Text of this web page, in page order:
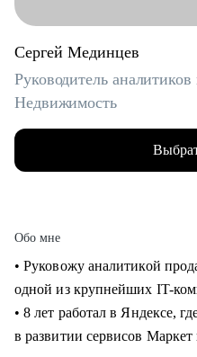
Сергей Мединцев
Руководитель
Недвижимость
Обо мне
• Руковожу аналитикой
одной из крупнейших IT-
• 8 лет работал в Яндексе,
в развитии сервисов Маркет